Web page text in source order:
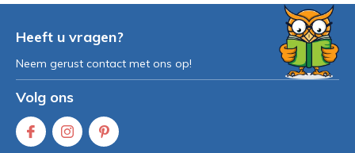
Heeft u vragen?
Neem gerust contact met ons op!
Volg ons